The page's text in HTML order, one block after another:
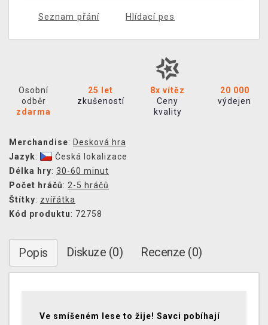
Seznam přání Hlídací pes
Osobní
odběr
zdarma
25 let
zkušeností
8x vítěz
Ceny
kvality
20 000
výdejen
Merchandise: Desková hra
Jazyk:
Česká lokalizace
Délka hry: 30-60 minut
Počet hráčů: 2-5 hráčů
Štítky: zvířátka
Kód produktu: 72758
Popis Diskuze (0) Recenze (0)
Ve smíšeném lese to žije! Savci pobíhají